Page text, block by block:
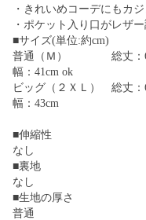
・きれいめコーデにもカ
・ポケット入り口がレザ
■サイズ(単位:約cm)
普通（Ｍ） 総丈：
幅：41cm ok
ビッグ（２ＸＬ） 総丈：
幅：43cm
■伸縮性
なし
■裏地
なし
■生地の厚さ
普通